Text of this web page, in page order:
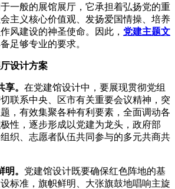
一般的展馆展厅，它承担着弘扬党的重
主义核心价值观、发扬爱国情操、培养
风建设的神圣使命。因此， 党建主题文
足够专业的要求。
设计方案
。 在党建馆设计中，要展现贯彻党组
联系中央、区市有关重要会议精神，突
，有效集聚各种有利要素，全面调动各
性，逐步形成以党建为龙头，政府部
织、志愿者队伍共同参与的多元共商共
。 党建馆设计既要确保红色阵地的基
标准，旗帜鲜明、大张旗鼓地唱响主旋